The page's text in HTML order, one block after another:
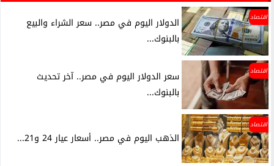
اقتصاد
الدولار اليوم في مصر.. سعر الشراء والبيع
بالبنوك...
اقتصاد
سعر الدولار اليوم في مصر.. آخر تحديث
بالبنوك...
اقتصاد
الذهب اليوم في مصر.. أسعار عيار 24 و21...